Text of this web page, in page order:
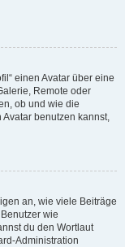
einen Avatar über eine
Remote oder
ob und wie die
benutzen kannst,
an, wie viele Beiträge
wie
du den Wortlaut
Administration